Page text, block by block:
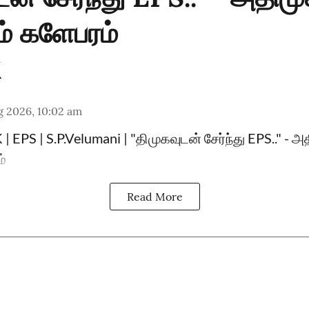
களேபரம்
2026, 10:02 am
EPS | S.P.Velumani | "திமுகவுடன் சேர்ந்து EPS.." -
Read More